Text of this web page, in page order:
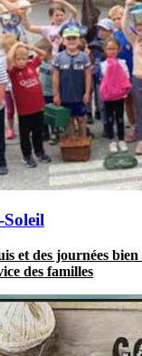
et des journées
des familles